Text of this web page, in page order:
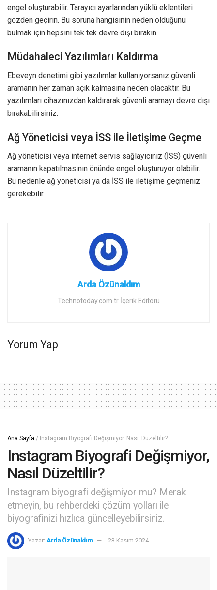
engel oluşturabilir. Tarayıcı ayarlarından yüklü eklentileri
gözden geçirin. Bu soruna hangisinin neden olduğunu
bulmak için hepsini tek tek devre dışı bırakın.
Müdahaleci Yazılımları Kaldırma
Ebeveyn denetimi gibi yazılımlar kullanıyorsanız güvenli
aramanın her zaman açık kalmasına neden olacaktır. Bu
yazılımları cihazınızdan kaldırarak güvenli aramayı devre dışı
bırakabilirsiniz.
Ağ Yöneticisi veya İSS ile İletişime Geçme
Ağ yöneticisi veya internet servis sağlayıcınız (İSS) güvenli
aramanın kapatılmasının önünde engel oluşturuyor olabilir.
Bu nedenle ağ yöneticisi ya da İSS ile iletişime geçmeniz
gerekebilir.
Arda Özünaldım
Technotoday.com.tr İçerik Editörü
Yorum Yap
Ana Sayfa / Instagram Biyografi Değişmiyor, Nasıl Düzeltilir?
Instagram Biyografi Değişmiyor,
Nasıl Düzeltilir?
Instagram biyografi değişmiyor mu? Merak
etmeyin, bu rehberdeki çözüm yolları ile
biyografinizi hızlıca güncelleyebilirsiniz.
Yazar: Arda Özünaldım 23 Kasım 2024